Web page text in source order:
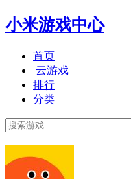
小米游戏中心
首页
云游戏
排行
分类